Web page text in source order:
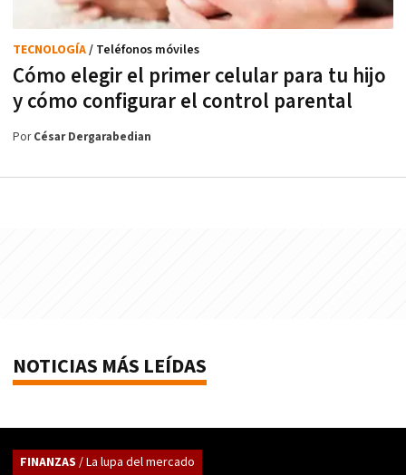
Cómo elegir el primer celular para tu hijo
y cómo configurar el control parental
TECNOLOGÍA/ Teléfonos móviles
PorCésar Dergarabedian
NOTICIAS MÁS LEÍDAS
FINANZAS / La lupa del mercado